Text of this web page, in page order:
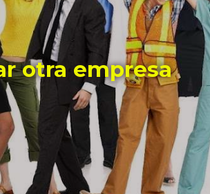
otra empresa